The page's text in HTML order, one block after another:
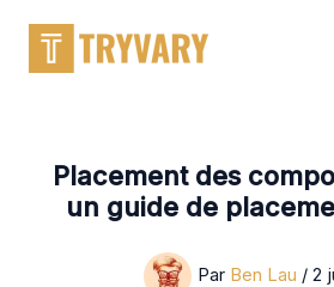
contenu
Placement des
un guide de
Par Ben Lau / 2